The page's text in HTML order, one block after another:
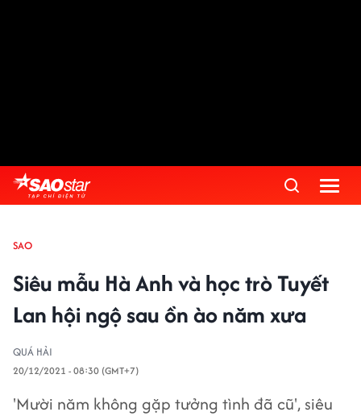
SAO
Siêu mẫu Hà Anh và học trò Tuyết
Lan hội ngộ sau ồn ào năm xưa
QUÁ HẢI
20/12/2021 - 08:30 (GMT+7)
'Mười năm không gặp tưởng tình đã cũ', siêu